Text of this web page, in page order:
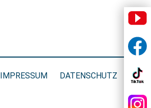
IMPRESSUM DATENSCHUTZ